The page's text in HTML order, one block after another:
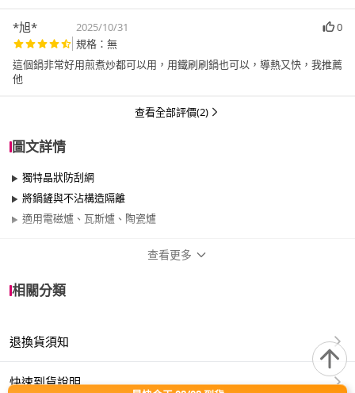
*旭* 2025/10/31
0
規格：無
這個鍋非常好用煎煮炒都可以用，用鐵刷刷鍋也可以，導熱又快，我推薦
他
查看全部評價(2)
圖文詳情
獨特晶狀防刮網
將鍋鏟與不沾構造隔離
適用電磁爐、瓦斯爐、陶瓷爐
尺寸
材質 316不鏽鋼
查看更多
相關分類
退換貨須知
快速到貨說明